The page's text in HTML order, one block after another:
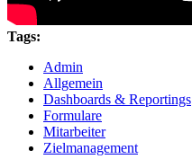
Tags:
Admin
Allgemein
Dashboards & Reportings
Formulare
Mitarbeiter
Zielmanagement